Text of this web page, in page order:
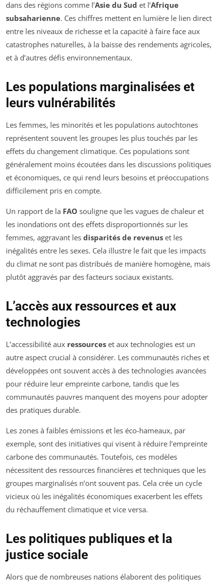
dans des régions comme l’Asie du Sud et l’Afrique
subsaharienne. Ces chiffres mettent en lumière le lien direct
entre les niveaux de richesse et la capacité à faire face aux
catastrophes naturelles, à la baisse des rendements agricoles,
et à d’autres défis environnementaux.
Les populations marginalisées et
leurs vulnérabilités
Les femmes, les minorités et les populations autochtones
représentent souvent les groupes les plus touchés par les
effets du changement climatique. Ces populations sont
généralement moins écoutées dans les discussions politiques
et économiques, ce qui rend leurs besoins et préoccupations
difficilement pris en compte.
Un rapport de la FAO souligne que les vagues de chaleur et
les inondations ont des effets disproportionnés sur les
femmes, aggravant les disparités de revenus et les
inégalités entre les sexes. Cela illustre le fait que les impacts
du climat ne sont pas distribués de manière homogène, mais
plutôt aggravés par des facteurs sociaux existants.
L’accès aux ressources et aux
technologies
L’accessibilité aux ressources et aux technologies est un
autre aspect crucial à considérer. Les communautés riches et
développées ont souvent accès à des technologies avancées
pour réduire leur empreinte carbone, tandis que les
communautés pauvres manquent des moyens pour adopter
des pratiques durable.
Les zones à faibles émissions et les éco-hameaux, par
exemple, sont des initiatives qui visent à réduire l’empreinte
carbone des communautés. Toutefois, ces modèles
nécessitent des ressources financières et techniques que les
groupes marginalisés n’ont souvent pas. Cela crée un cycle
vicieux où les inégalités économiques exacerbent les effets
du réchauffement climatique et vice versa.
Les politiques publiques et la
justice sociale
Alors que de nombreuses nations élaborent des politiques